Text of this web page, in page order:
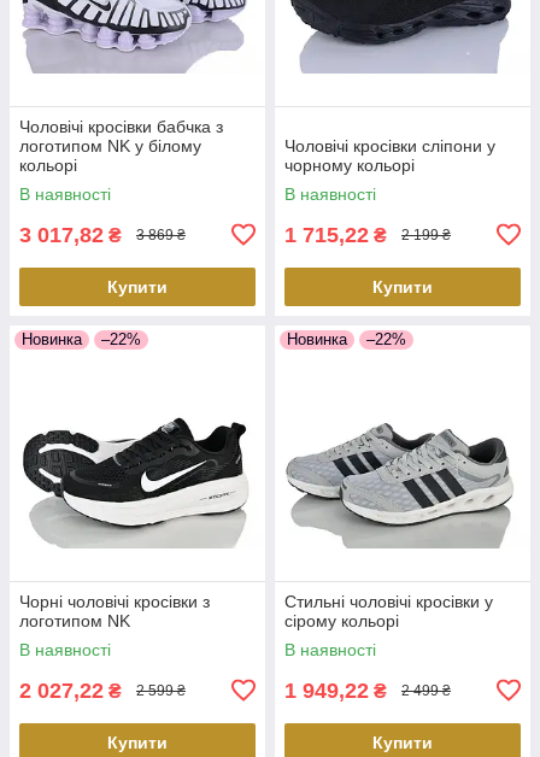
Чоловічі кросівки бабчка з
логотипом NK у білому
кольорі
В наявності
3 017,82 ₴ 3 869 ₴
Купити
Чоловічі кросівки сліпони у
чорному кольорі
В наявності
1 715,22 ₴ 2 199 ₴
Купити
Новинка –22%
Чорні чоловічі кросівки з
логотипом NK
В наявності
2 027,22 ₴ 2 599 ₴
Купити
Новинка –22%
Стильні чоловічі кросівки у
сірому кольорі
В наявності
1 949,22 ₴ 2 499 ₴
Купити